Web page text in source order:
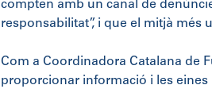
compten amb un canal de
responsabilitat”, i que el mitjà més
Com a Coordinadora Catalana de
proporcionar informació i les